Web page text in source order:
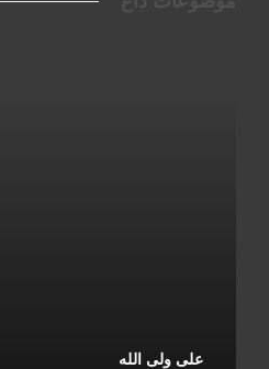
علی ولی الله